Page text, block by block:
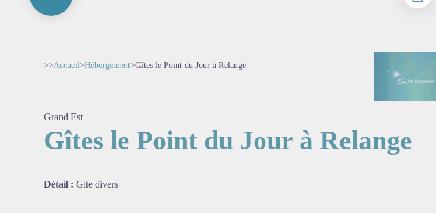
>>Accueil>Hébergement>Gîtes le Point du Jour à Relange
Grand Est
Gîtes le Point du Jour à Relange
Détail : Gite divers